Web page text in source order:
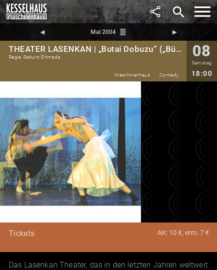
search
◀︎ Mai 2004 reorder ▶︎
THEATER LASENKAN | „Butai Dobuzu“ („Bühnentiere“)
Regie: Saburo Shimada 08
Samstag
18:00
Maschinenhaus Comedy
Tickets AK: 10 €, erm. 7 €
Das Lasenkan Theater, das in den letzten Jahren weltweit